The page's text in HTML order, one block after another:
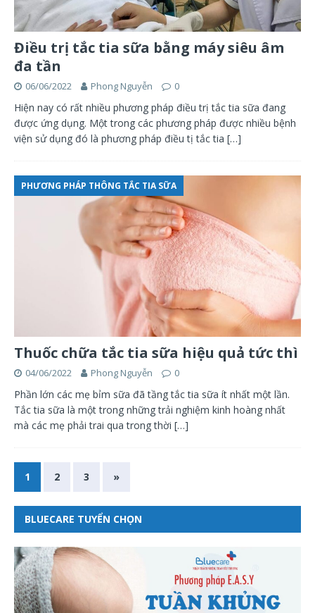
Điều trị tắc tia sữa bằng máy siêu âm
đa tần
06/06/2022 Phong Nguyễn 0
Hiện nay có rất nhiều phương pháp điều trị tắc tia sữa đang
được ứng dụng. Một trong các phương pháp được nhiều bệnh
viện sử dụng đó là phương pháp điều tị tắc tia […]
PHƯƠNG PHÁP THÔNG TẮC TIA SỮA
Thuốc chữa tắc tia sữa hiệu quả tức thì
04/06/2022 Phong Nguyễn 0
Phần lớn các mẹ bỉm sữa đã tầng tắc tia sữa ít nhất một lần.
Tắc tia sữa là một trong những trải nghiệm kinh hoàng nhất
mà các mẹ phải trai qua trong thời […]
1 2 3 »
BLUECARE TUYỂN CHỌN